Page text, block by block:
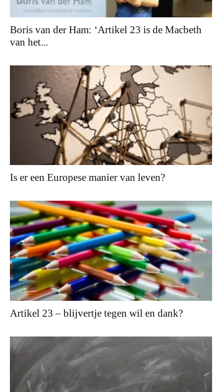
Boris van der Ham: ‘Artikel 23 is de Macbeth
van het...
Is er een Europese manier van leven?
Artikel 23 – blijvertje tegen wil en dank?